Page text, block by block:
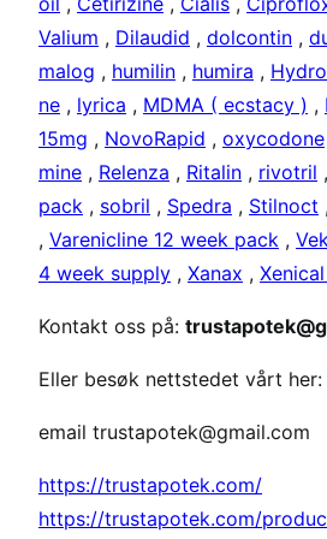
Valium , Dilaudid , dolcontin ,
malog , humilin , humira ,
ne , lyrica , MDMA ( ecstacy ) ,
15mg , NovoRapid , oxycodone
mine , Relenza , Ritalin , rivotril ,
pack , sobril , Spedra , Stilnoct ,
, Varenicline 12 week pack ,
4 week supply , Xanax ,
Kontakt oss på:
Eller besøk nettstedet vårt her:
email trustapotek@gmail.com
https://trustapotek.com/
https://trustapotek.com/